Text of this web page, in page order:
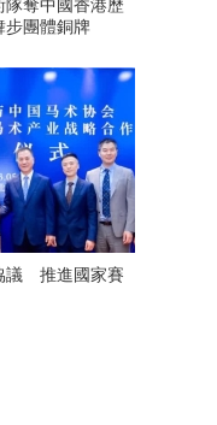
奪中國香港歷
步團體銅牌
議 推進國家賽